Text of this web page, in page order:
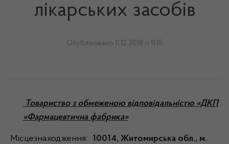
лікарських засобів
Опубліковано 11.12.2018 о 11:15
Товариство з обмеженою відповідальністю «ДКП
«Фармацевтична фабрика»
Місцезнаходження:
10014, Житомирська обл., м.